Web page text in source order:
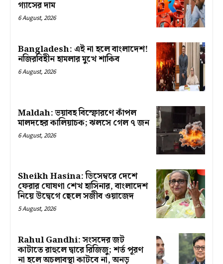
গ্যাসের দাম
6 August, 2026
Bangladesh: এই না হলে বাংলাদেশ!
নজিরবিহীন হামলার মুখে শাকিব
6 August, 2026
Maldah: ভয়াবহ বিস্ফোরণে কাঁপল
মালদহের কালিয়াচক; ঝলসে গেল ৭ জন
6 August, 2026
Sheikh Hasina: ডিসেম্বরে দেশে
ফেরার ঘোষণা শেখ হাসিনার, বাংলাদেশ
নিয়ে উদ্বেগে ছেলে সজীব ওয়াজেদ
5 August, 2026
Rahul Gandhi: সংসদের জট
কাটাতে রাহুলে দ্বারে রিজিজু; শর্ত পূরণ
না হলে অচলাবস্থা কাটবে না, অনড়